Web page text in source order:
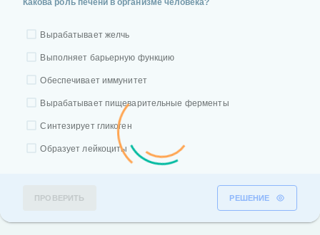
Какова роль печени в организме человека?
Вырабатывает желчь
Выполняет барьерную функцию
Обеспечивает иммунитет
Вырабатывает пищеварительные ферменты
Синтезирует гликоген
Образует лейкоциты
ПРОВЕРИТЬ РЕШЕНИЕ